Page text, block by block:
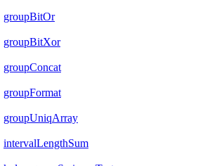
groupBitOr
groupBitXor
groupConcat
groupFormat
groupUniqArray
intervalLengthSum